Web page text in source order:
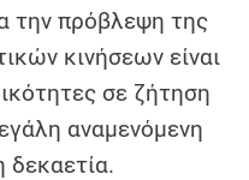
την πρόβλεψη της
κινήσεων είναι
σε ζήτηση
αναμενόμενη
δεκαετία.